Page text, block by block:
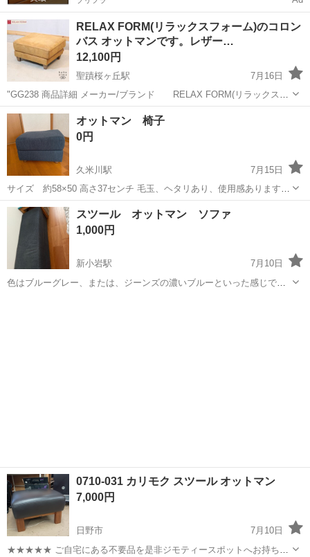
RELAX FORM(リラックスフォーム)のコロン
バス オットマンです。レザー…
12,100円
聖蹟桜ヶ丘駅
7月16日
"GG238 商品詳細 メーカー/ブランド RELAX FORM(リラックスフ
ォーム)/関家具 商品名 コロンバス オットマン サイズ 幅/71×奥
行/60.5×高さ/37 cm RELAX ...
東京 多摩市 聖蹟桜ヶ丘駅 ソファ
オットマン 椅子
0円
久米川駅
7月15日
サイズ 約58×50 高さ37センチ 毛玉、ヘタリあり、使用感あります。
高さ37ですが、別売りの継ぎ足がついてます。 東村山市の運動公園駐
車場まで取りに来て下さる方いましたらお願い致します。 お時間によ
っては非対面でのお渡...
東京 東村山市 久米川駅 ソファ
スツール オットマン ソファ
1,000円
新小岩駅
7月10日
色はブルーグレー、または、ジーンズの濃いブルーといった感じです
0710-031 カリモク スツール オットマン
7,000円
日野市
7月10日
★★★★★ ご自宅にある不要品を是非ジモティースポットへお持ち込